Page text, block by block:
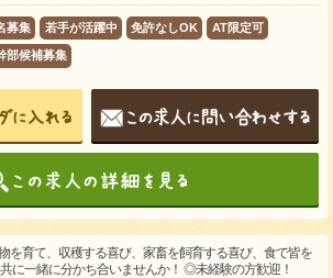
募集 若手が活躍中 免許なしOK AT限定可
部候補募集
を育て、収穫する喜び、家畜を飼育する喜び、食で皆を
に一緒に分かち合いませんか！ ◎未経験の方歓迎！